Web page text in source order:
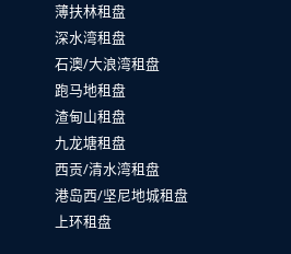
薄扶林租盘
深水湾租盘
石澳/大浪湾租盘
跑马地租盘
渣甸山租盘
九龙塘租盘
西贡/清水湾租盘
港岛西/坚尼地城租盘
上环租盘